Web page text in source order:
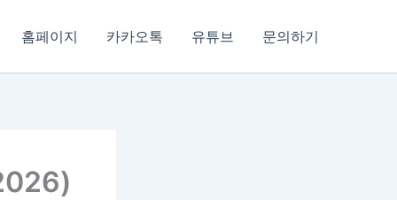
홈페이지 카카오톡 유튜브 문의하기